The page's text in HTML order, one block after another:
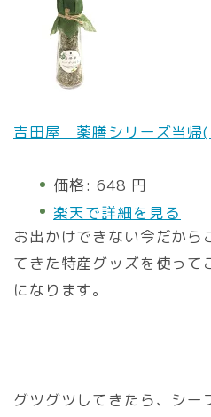
吉田屋 薬膳シリーズ当帰(
価格: 648 円
楽天で詳細を見る
お出かけできない今だから
てきた特産グッズを使って
になります。
グツグツしてきたら、シー